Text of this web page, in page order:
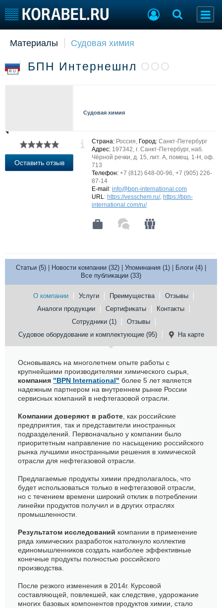
Судостроение
Новости
Реклама
Торговая площадка
Продажа флота
Услуги
Конференции
Выставки и семинары
Флот
Форум
Отзывы
Все службы
Материалы Судовая химия
RU БПН Интернешнл ООО
Судовая химия
Оставить отзыв
Страна: Россия, Город: Санкт-Петербург
Адрес: 197342, г. Санкт-Петербург, наб.
Чёрной речки, д. 15, лит. А, помещ. 1-Н, оф.
713
Телефон: +7 (812) 648-00-96, +7 (905) 226-
87-14
E-mail : info@bpn-international.com
URL: https://vesschem.ru/, https://bpn-
international.com/ru/
Статьи (5) Новости компании (32) Упоминания (1) Блоги (4)
Все публикации (33)
О компании Услуги Преимущества
Отзывы
Аналоги продукции
Сертификаты
Контакты
Сотрудники (1)
Отзывы
Судовое оборудование и комплектующие (95)
На карте
Основываясь на многолетнем опыте работы с
крупнейшими производителями химического сырья,
компания "BPN International" более 5 лет является
надежным партнером на внутреннем рынке России
сервисных компаний в нефтегазовой отрасли.
Компании доверяют в работе , как российские
предприятия, так и представители иностранных
подразделений. Первоначально у компании было
приоритетным направление по насыщению российского
рынка лучшими иностранными решения в химической
отрасли для нефтегазовой отрасли.
Предлагаемые продукты химии предполагалось, что
будет использоваться только в нефтегазовой отрасли,
но с течением времени широкий отклик в потреблении
линейки продуктов получил и в других отраслях
промышленности.
Результатом исследований компании в применение
ряда химических разработок натолкнуло коллектив
единомышленников создать наиболее эффективные
конечные продукты полностью российского
производства.
После резкого изменения в 2014г. Курсовой
составляющей, повлекшей, как следствие, удорожание
многих базовых компонентов продуктов химии, стало